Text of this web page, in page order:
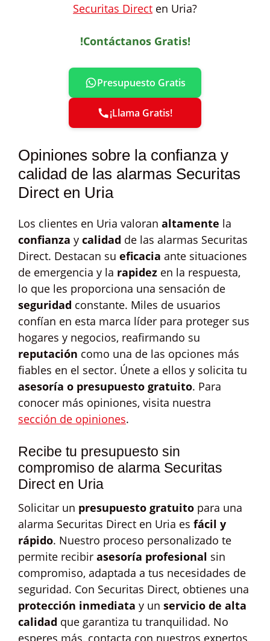
Securitas Direct en Uria?
!Contáctanos Gratis!
Presupuesto Gratis
¡Llama Gratis!
Opiniones sobre la confianza y
calidad de las alarmas Securitas
Direct en Uria
Los clientes en Uria valoran altamente la
confianza y calidad de las alarmas Securitas
Direct. Destacan su eficacia ante situaciones
de emergencia y la rapidez en la respuesta,
lo que les proporciona una sensación de
seguridad constante. Miles de usuarios
confían en esta marca líder para proteger sus
hogares y negocios, reafirmando su
reputación como una de las opciones más
fiables en el sector. Únete a ellos y solicita tu
asesoría o presupuesto gratuito. Para
conocer más opiniones, visita nuestra
sección de opiniones.
Recibe tu presupuesto sin
compromiso de alarma Securitas
Direct en Uria
Solicitar un presupuesto gratuito para una
alarma Securitas Direct en Uria es fácil y
rápido. Nuestro proceso personalizado te
permite recibir asesoría profesional sin
compromiso, adaptada a tus necesidades de
seguridad. Con Securitas Direct, obtienes una
protección inmediata y un servicio de alta
calidad que garantiza tu tranquilidad. No
esperes más, contacta con nuestros expertos